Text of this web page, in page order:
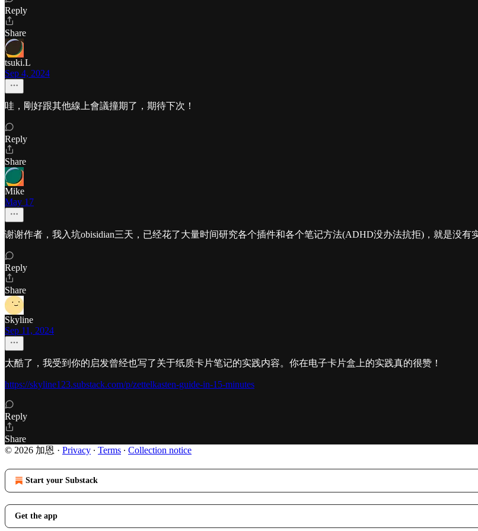
Reply
Share
tsuki.L
Sep 4, 2024
哇，剛好跟其他線上會議撞期了，期待下次！
Reply
Share
Mike
May 17
谢谢作者，我入坑obisidian三天，已经花了大量时间研究各个插件和各个笔记方法(ADHD没办法抗拒)，就是没有
Reply
Share
Skyline
Sep 11, 2024
太酷了，我受到你的启发曾经也写了关于纸质卡片笔记的实践内容。你在电子卡片盒上的实践真的很赞！
https://skyline123.substack.com/p/zettelkasten-guide-in-15-minutes
Reply
Share
© 2026 加恩 · Privacy ∙ Terms ∙ Collection notice
Start your Substack
Get the app